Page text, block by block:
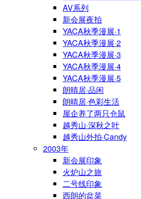
AV系列
新会展夜拍
YACA秋季漫展·1
YACA秋季漫展·2
YACA秋季漫展·3
YACA秋季漫展·4
YACA秋季漫展·5
朗晴居·品闲
朗晴居·色彩生活
屋企养了两只仓鼠
越秀山·深秋之叶
越秀山外拍·Candy
2003年
新会展印象
火炉山之旅
二号线印象
西朗的盆菜